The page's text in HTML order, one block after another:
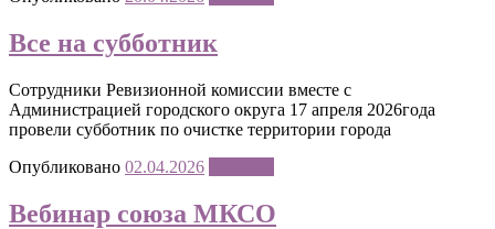
Все на субботник
Сотрудники Ревизионной комиссии вместе с
Администрацией городского округа 17 апреля 2026года
провели субботник по очистке территории города
Опубликовано 02.04.2026
Вебинар союза МКСО